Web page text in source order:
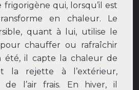
qui, lorsqu’il est
en chaleur. Le
quant à lui, utilise le
chauffer ou rafraîchir
été, il capte la chaleur de
la rejette à l’extérieur,
de l’air frais. En hiver, il